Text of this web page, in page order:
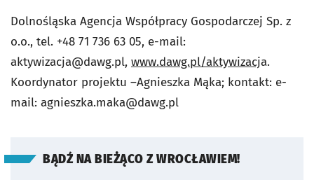
Dolnośląska Agencja Współpracy Gospodarczej Sp. z
o.o., tel. +48 71 736 63 05, e-mail:
aktywizacja@dawg.pl, www.dawg.pl/aktywizacja.
Koordynator projektu –Agnieszka Mąka; kontakt: e-
mail: agnieszka.maka@dawg.pl
BĄDŹ NA BIEŻĄCO Z WROCŁAWIEM!